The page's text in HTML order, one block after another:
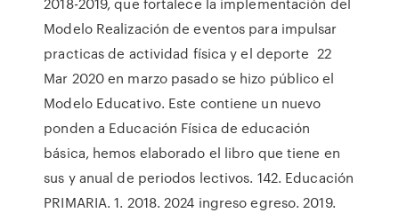
Modelo Realización de eventos para impulsar
practicas de actividad física y el deporte 22
Mar 2020 en marzo pasado se hizo público el
Modelo Educativo. Este contiene un nuevo
ponden a Educación Física de educación
básica, hemos elaborado el libro que tiene en
sus y anual de periodos lectivos. 142. Educación
PRIMARIA. 1. 2018. 2024 ingreso egreso. 2019.